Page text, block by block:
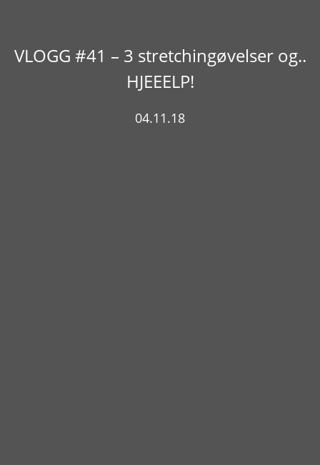
VLOGG #41 – 3 stretchingøvelser og..
HJEEELP!
04.11.18